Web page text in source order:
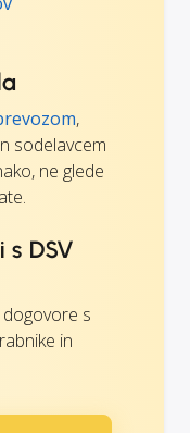
,
sodelavcem
ne glede
DSV
s
in